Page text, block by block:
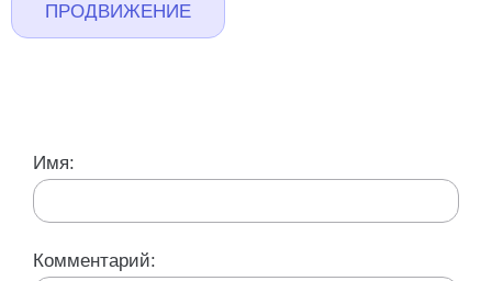
ПРОДВИЖЕНИЕ
Имя:
Комментарий: